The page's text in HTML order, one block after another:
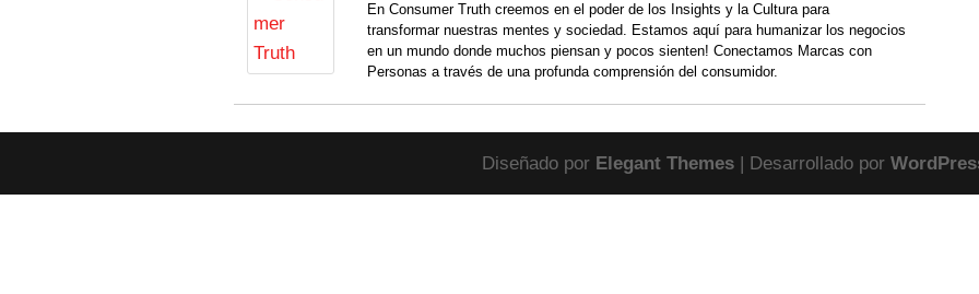
En Consumer Truth creemos en el poder de los Insights y la Cultura para
transformar nuestras mentes y sociedad. Estamos aquí para humanizar los negocios
en un mundo donde muchos piensan y pocos sienten! Conectamos Marcas con
Personas a través de una profunda comprensión del consumidor.
Diseñado por Elegant Themes | Desarrollado por